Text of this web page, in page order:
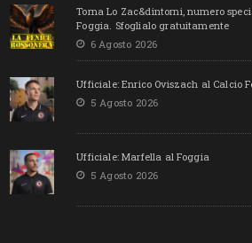
Torna Lo Zac&dintorni, numero
Foggia. Sfoglialo gratuitamente
6 Agosto 2026
Ufficiale: Enrico Oviszach al Calcio
5 Agosto 2026
Ufficiale: Marfella al Foggia
5 Agosto 2026